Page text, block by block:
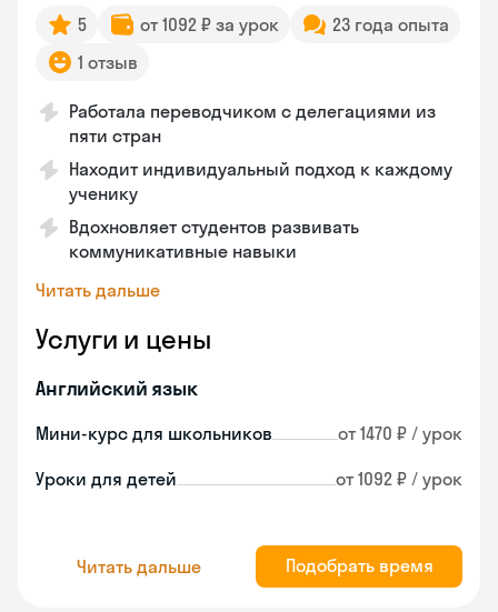
5 от 1092 ₽ за урок
23 года опыта
1 отзыв
Работала переводчиком с делегациями из
пяти стран
Находит индивидуальный подход к каждому
ученику
Вдохновляет студентов развивать
коммуникативные навыки
Читать дальше
Услуги и цены
Английский язык
Мини-курс для школьников от 1470 ₽ / урок
Уроки для детей от 1092 ₽ / урок
Читать дальше Подобрать время